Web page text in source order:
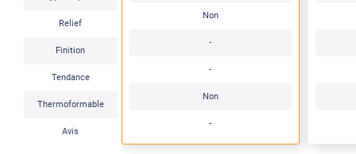
Relief
Finition
Tendance
Thermoformable
Avis
Non
-
-
Non
-